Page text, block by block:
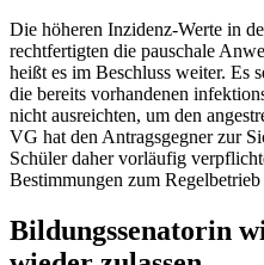
Die höheren Inzidenz-Werte in
rechtfertigten die pauschale
heißt es im Beschluss weiter. Es
die bereits vorhandenen
nicht ausreichten, um den
VG hat den Antragsgegner zur
Schüler daher vorläufig
Bestimmungen zum Regelbetrieb
Bildungssenatorin